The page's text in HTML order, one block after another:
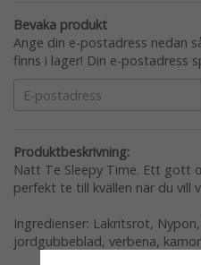
Bevaka produkt
Ange din e-postadress nedan
finns i lager! Din e-postadress
Produktbeskrivning:
Natt Te Sleepy Time. Ett gott
perfekt te till kvällen när du vill
Ingredienser: Lakritsrot,
jordgubbeblad, verbena,